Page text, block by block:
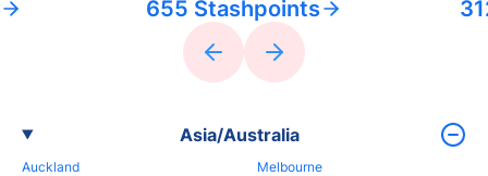
655 Stashpoints
Asia/Australia
Auckland
Melbourne